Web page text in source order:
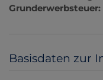
Grunderwerbsteuer:
Basisdaten zur